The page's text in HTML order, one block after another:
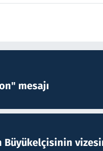
mesajı
Büyükelçisinin